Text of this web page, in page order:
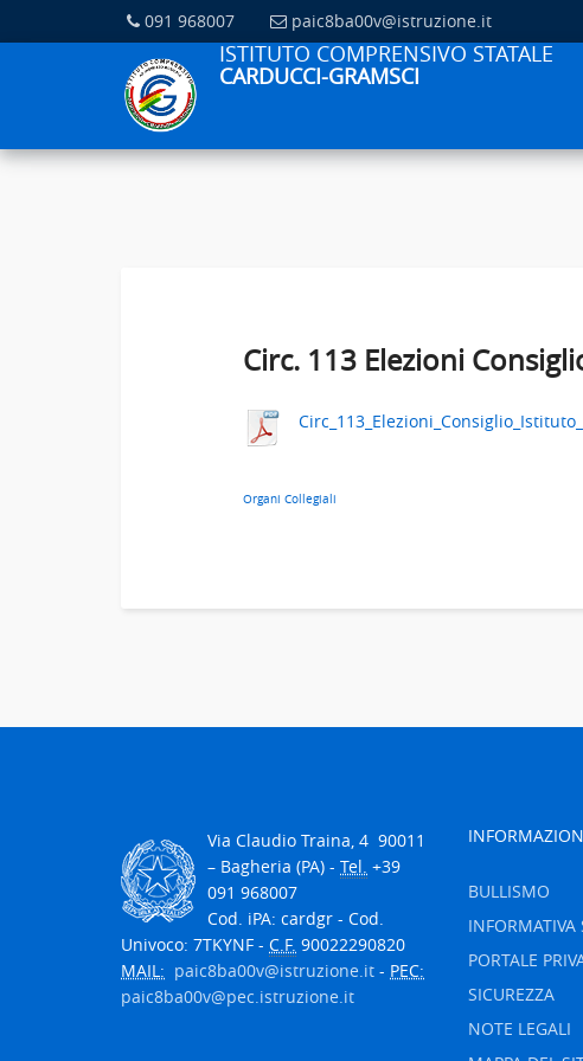
091 968007 paic8ba00v@istruzione.it
ISTITUTO COMPRENSIVO STATALE
CARDUCCI-GRAMSCI
Circ. 113 Elezioni
Organi Collegiali
Via Claudio Traina, 4 90011
– Bagheria (PA) - Tel. +39
091 968007
Cod. iPA: cardgr - Cod.
Univoco: 7TKYNF - C.F. 90022290820
MAIL: paic8ba00v@istruzione.it - PEC:
paic8ba00v@pec.istruzione.it
BULLISMO
INFORMATIVA
PORTALE
SICUREZZA
NOTE LEGALI